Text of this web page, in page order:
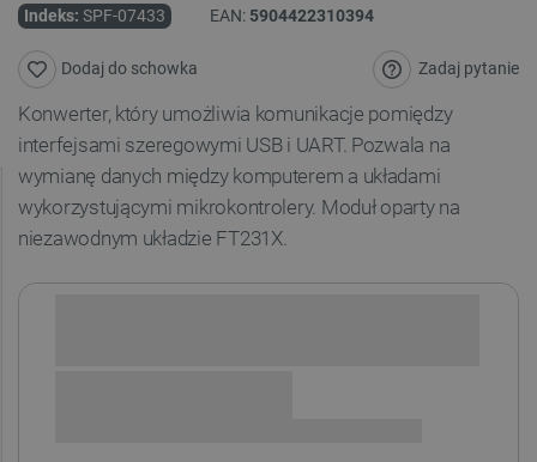
Indeks: SPF-07433 EAN: 5904422310394
Zadaj pytanie
Dodaj do schowka
Konwerter, który umożliwia komunikacje pomiędzy
interfejsami szeregowymi USB i UART. Pozwala na
wymianę danych między komputerem a układami
wykorzystującymi mikrokontrolery. Moduł oparty na
niezawodnym układzie FT231X.